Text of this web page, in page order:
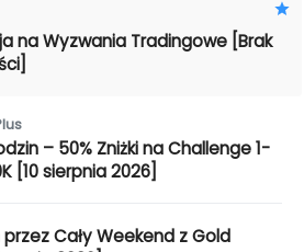
na Wyzwania Tradingowe [Brak
– 50% Zniżki na Challenge 1-
[10 sierpnia 2026]
Cały Weekend z Gold